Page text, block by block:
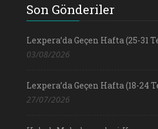
Son Gönderiler
Lexpera’da Geçen Hafta (25-31
03/08/2026
Lexpera’da Geçen Hafta (18-24
27/07/2026